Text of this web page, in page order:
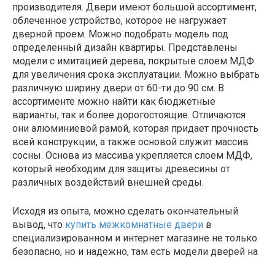
производителя. Двери имеют большой ассортимент,
облеченное устройство, которое не нагружает
дверной проем. Можно подобрать модель под
определенный дизайн квартиры. Представлены
модели с имитацией дерева, покрытые слоем МДФ
для увеличения срока эксплуатации. Можно выбрать
различную ширину двери от 60-ти до 90 см. В
ассортименте можно найти как бюджетные
варианты, так и более дорогостоящие. Отличаются
они алюминиевой рамой, которая придает прочность
всей конструкции, а также основой служит массив
сосны. Основа из массива укрепляется слоем МДФ,
который необходим для защиты древесины от
различных воздействий внешней среды.
Исходя из опыта, можно сделать окончательный
вывод, что купить межкомнатные двери в
специализированном и интернет магазине не только
безопасно, но и надежно, там есть модели дверей на